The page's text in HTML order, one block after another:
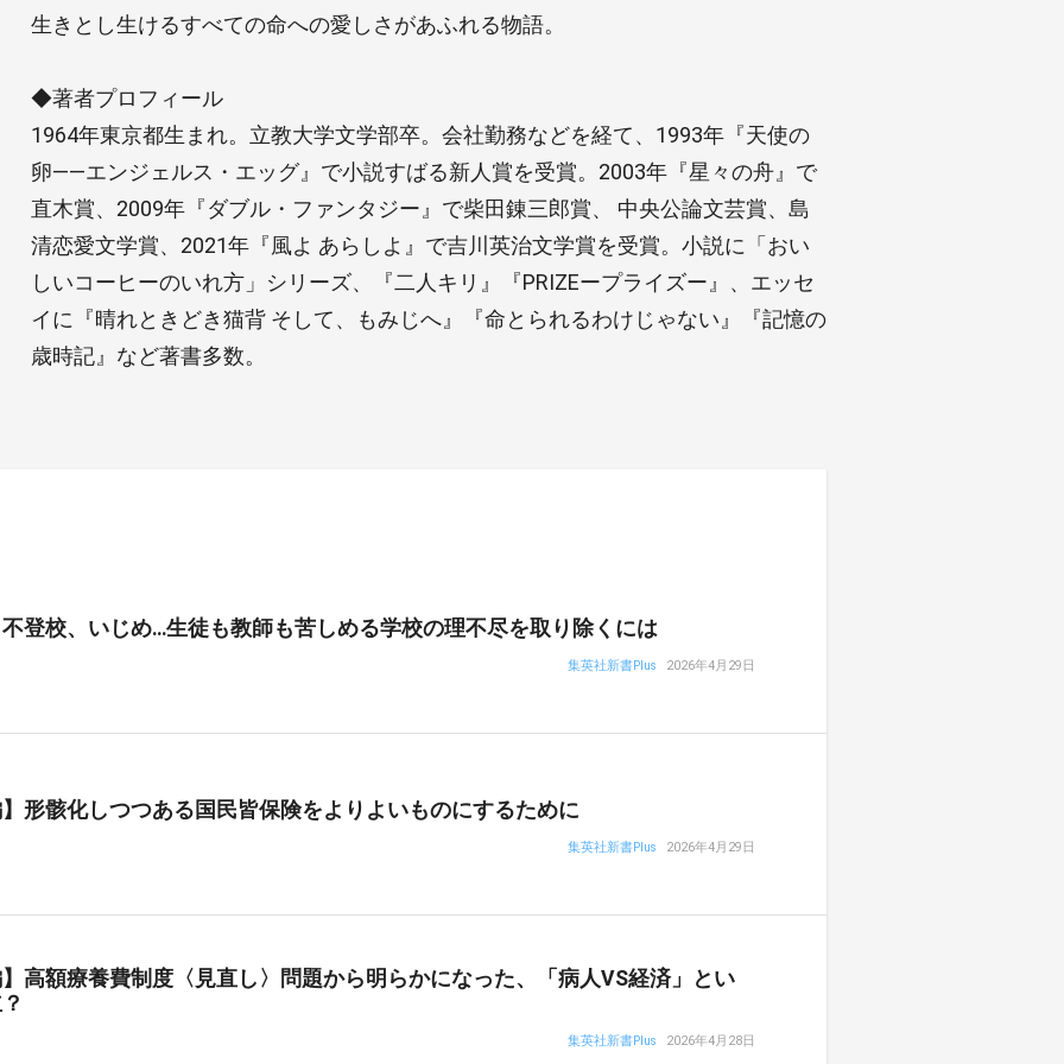
生きとし生けるすべての命への愛しさがあふれる物語。
◆著者プロフィール
1964年東京都生まれ。立教大学文学部卒。会社勤務などを経て、1993年『天使の
卵――エンジェルス・エッグ』で小説すばる新人賞を受賞。2003年『星々の舟』で
直木賞、2009年『ダブル・ファンタジー』で柴田錬三郎賞、 中央公論文芸賞、島
清恋愛文学賞、2021年『風よ あらしよ』で吉川英治文学賞を受賞。小説に「おい
しいコーヒーのいれ方」シリーズ、『二人キリ』『PRIZEープライズー』、エッセ
イに『晴れときどき猫背 そして、もみじへ』『命とられるわけじゃない』『記憶の
歳時記』など著書多数。
登校、いじめ…生徒も教師も苦しめる学校の理不尽を取り除くには
集英社新書Plus 2026年4月29日
形骸化しつつある国民皆保険をよりよいものにするために
集英社新書Plus 2026年4月29日
高額療養費制度〈見直し〉問題から明らかになった、「病人VS経済」とい
集英社新書Plus 2026年4月28日